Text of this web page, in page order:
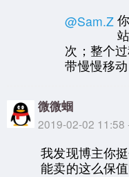
@Sam.Z
次；整个
带慢慢移
微微蝈
2019-02-02 11:58
我发现博主你
能卖的这么保值